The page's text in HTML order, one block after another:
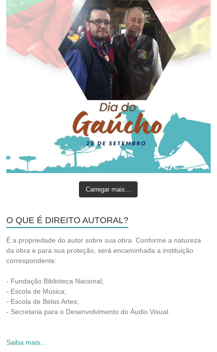
Carregar mais...
O QUE É DIREITO AUTORAL?
É a propriedade do autor sobre sua obra. Conforme a natureza
da obra e para sua proteção, será encaminhada a instituição
correspondente:
- Fundação Biblioteca Nacional;
- Escola de Música;
- Escola de Belas Artes;
- Secretaria para o Desenvolvimento do Áudio Visual.
Saiba mais...